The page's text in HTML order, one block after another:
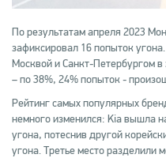
По результатам апреля 2023
зафиксировал 16 попыток
Москвой и Санкт-Петербургом
– по 38%, 24% попыток -
Рейтинг самых популярных
немного изменился: Kia вышла
угона, потеснив другой
угона. Третье место разделили